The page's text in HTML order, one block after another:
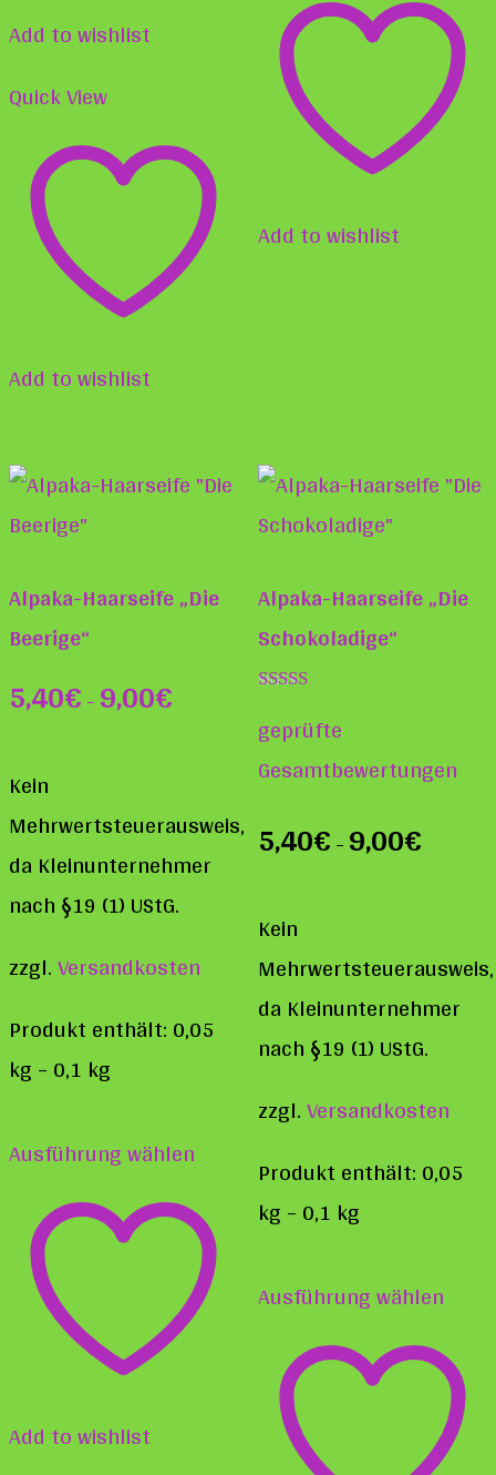
Produktseite
gewählt
werden
Add to wishlist
Quick View
Add to wishlist
Add to wishlist
Alpaka-Haarseife „Die
Beerige“
5,40€–9,00€
Kein
Mehrwertsteuerausweis,
da Kleinunternehmer
nach §19 (1) UStG.
zzgl.Versandkosten
Produkt enthält: 0,05
kg– 0,1 kg
Ausführung wählen Produkt
weist
mehrere
Varianten
auf.
Optionen
Add to wishlist
Alpaka-Haarseife „Die
Schokoladige“
5.00
von 5
geprüfte
Gesamtbewertungen
5,40€–9,00€
Kein
Mehrwertsteuerausweis,
da Kleinunternehmer
nach §19 (1) UStG.
zzgl.Versandkosten
Produkt enthält: 0,05
kg– 0,1 kg
Ausführung wählen
weist